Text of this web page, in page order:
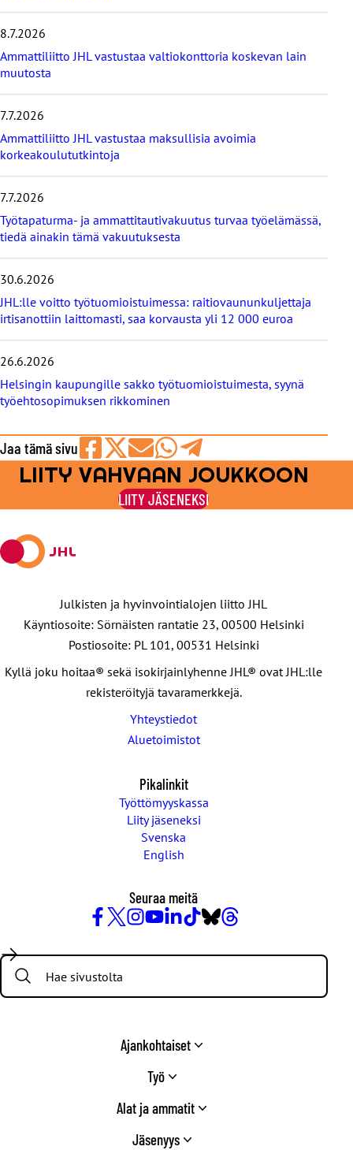
i
s
i
ä
t
u
u
t
i
e
t
8.7.2026
Ammattiliitto JHL vastustaa valtiokonttoria koskevan lain
muutosta
7.7.2026
Ammattiliitto JHL vastustaa maksullisia avoimia
korkeakoulututkintoja
7.7.2026
Työtapaturma- ja ammattitautivakuutus turvaa työelämässä,
tiedä ainakin tämä vakuutuksesta
30.6.2026
JHL:lle voitto työtuomioistuimessa: raitiovaununkuljettaja
irtisanottiin laittomasti, saa korvausta yli 12 000 euroa
26.6.2026
Helsingin kaupungille sakko työtuomioistuimesta, syynä
työehtosopimuksen rikkominen
Jaa tämä sivu
Jaa
Facebookissa
Jaa
viestipalvelu
X:ssä
Jaa
sähköpostilla
Jaa
WhatsAppilla
Jaa
Telegramilla
LIITY VAHVAAN JOUKKOON
LIITY JÄSENEKSI
Julkisten ja hyvinvointialojen liitto JHL
Käyntiosoite: Sörnäisten rantatie 23, 00500 Helsinki
Postiosoite: PL 101, 00531 Helsinki
Kyllä joku hoitaa® sekä isokirjainlyhenne JHL® ovat JHL:lle
rekisteröityjä tavaramerkkejä.
Yhteystiedot
Aluetoimistot
Pikalinkit
Työttömyyskassa
Liity jäseneksi
Svenska
English
Seuraa meitä
/
Twitter
Search:
Ajankohtaiset
Työ
Alat ja ammatit
Jäsenyys